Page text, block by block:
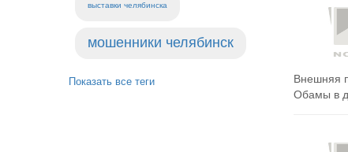
выставки челябинска
мошенники челябинск
Показать все теги
Внешняя
Обамы в